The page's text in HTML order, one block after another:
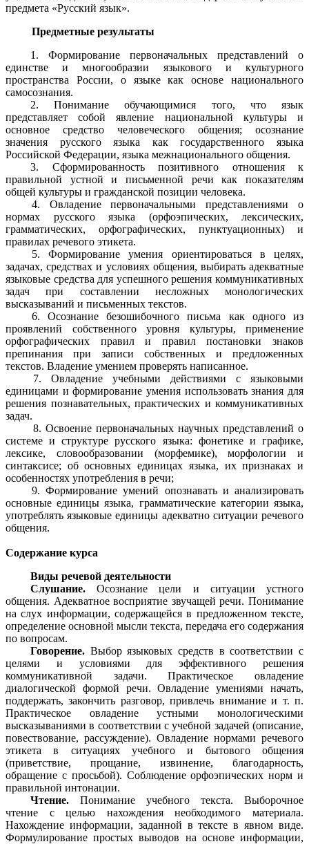
предмета «Русский язык».
Предметные результаты
1. Формирование первоначальных представлений о
единстве и многообразии языкового и культурного
пространства России, о языке как основе национального
самосознания.
2. Понимание обучающимися того, что язык
представляет собой явление национальной культуры и
основное средство человеческого общения; осознание
значения русского языка как государственного языка
Российской Федерации, языка межнационального общения.
3. Сформированность позитивного отношения к
правильной устной и письменной речи как показателям
общей культуры и гражданской позиции человека.
4. Овладение первоначальными представлениями о
нормах русского языка (орфоэпических, лексических,
грамматических, орфографических, пунктуационных) и
правилах речевого этикета.
5. Формирование умения ориентироваться в целях,
задачах, средствах и условиях общения, выбирать адекватные
языковые средства для успешного решения коммуникативных
задач при составлении несложных монологических
высказываний и письменных текстов.
6. Осознание безошибочного письма как одного из
проявлений собственного уровня культуры, применение
орфографических правил и правил постановки знаков
препинания при записи собственных и предложенных
текстов. Владение умением проверять написанное.
7. Овладение учебными действиями с языковыми
единицами и формирование умения использовать знания для
решения познавательных, практических и коммуникативных
задач.
8. Освоение первоначальных научных представлений о
системе и структуре русского языка: фонетике и графике,
лексике, словообразовании (морфемике), морфологии и
синтаксисе; об основных единицах языка, их признаках и
особенностях употребления в речи;
9. Формирование умений опознавать и анализировать
основные единицы языка, грамматические категории языка,
употреблять языковые единицы адекватно ситуации речевого
общения.
Содержание курса
Виды речевой деятельности
Слушание. Осознание цели и ситуации устного
общения. Адекватное восприятие звучащей речи. Понимание
на слух информации, содержащейся в предложенном тексте,
определение основной мысли текста, передача его содержания
по вопросам.
Говорение. Выбор языковых средств в соответствии с
целями и условиями для эффективного решения
коммуникативной задачи. Практическое овладение
диалогической формой речи. Овладение умениями начать,
поддержать, закончить разговор, привлечь внимание и т. п.
Практическое овладение устными монологическими
высказываниями в соответствии с учебной задачей (описание,
повествование, рассуждение). Овладение нормами речевого
этикета в ситуациях учебного и бытового общения
(приветствие, прощание, извинение, благодарность,
обращение с просьбой). Соблюдение орфоэпических норм и
правильной интонации.
Чтение. Понимание учебного текста. Выборочное
чтение с целью нахождения необходимого материала.
Нахождение информации, заданной в тексте в явном виде.
Формулирование простых выводов на основе информации,